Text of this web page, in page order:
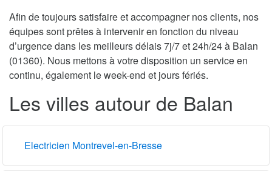
Afin de toujours satisfaire et accompagner nos clients, nos
équipes sont prêtes à intervenir en fonction du niveau
d’urgence dans les meilleurs délais 7j/7 et 24h/24 à Balan
(01360). Nous mettons à votre disposition un service en
continu, également le week-end et jours fériés.
Les villes autour de Balan
Electricien Montrevel-en-Bresse